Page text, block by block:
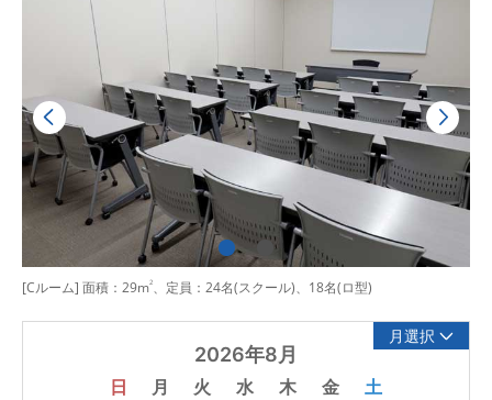
[Cルーム] 面積：29m2、定員：24名(スクール)、18名(ロ型)
月選択
2026年8月
日 月 火 水 木 金 土